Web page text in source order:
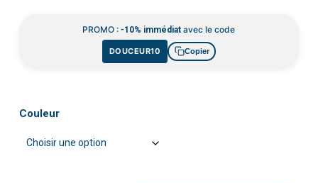
PROMO : -10% immédiat avec le code
DOUCEUR10 Copier
Couleur